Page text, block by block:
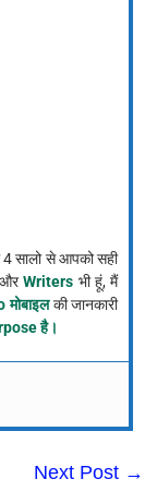
सालो से आपको सही
औरWriters भी हूं, मैं
मोबाइलकी जानकारी
है।
Next Post →